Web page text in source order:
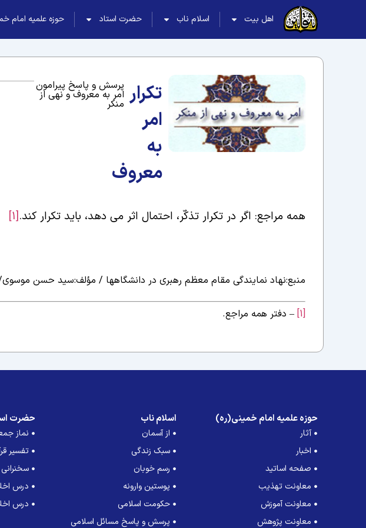
اهل بیت اسلام ناب حضرت استاد حوزه علمیه امام
تکرار
امر
به
معروف
پرسش و پاسخ پیرامون
امر به معروف و نهی از
منکر
همه مراجع: اگر در تکرار تذکّر، احتمال اثر می دهد، باید تکرار کند.[1]
منبع:نهاد نمایندگی مقام معظم رهبری در دانشگاهها / مؤلف:سید حسن
[1] – دفتر همه مراجع.
حوزه علمیه امام خمینی(ره)
آثار
اخبار
صفحه اساتید
معاونت تهذیب
معاونت آموزش
معاونت پژوهش
اسلام ناب
از آسمان
سبک زندگی
رسم خوبان
پوستین وارونه
حکومت اسلامی
پرسش و پاسخ مسائل اسلامی
حضرت
نماز
تفسیر
درس
درس